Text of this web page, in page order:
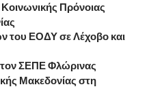
Πρόνοιας
του ΕΟΔΥ σε Λέχοβο και
ΣΕΠΕ Φλώρινας
Μακεδονίας στη